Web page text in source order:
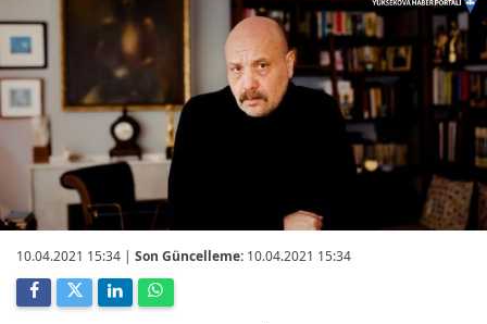
10.04.2021 15:34 | Son Güncelleme: 10.04.2021 15:34